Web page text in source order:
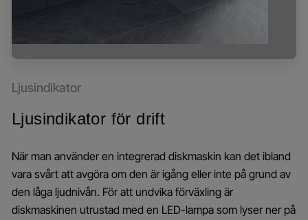
Ljusindikator
Ljusindikator för drift
När man använder en integrerad diskmaskin kan det ibland
vara svårt att avgöra om den är igång eller inte på grund av
den låga ljudnivån. För att undvika förväxling är
diskmaskinen utrustad med en LED-lampa som lyser ner på